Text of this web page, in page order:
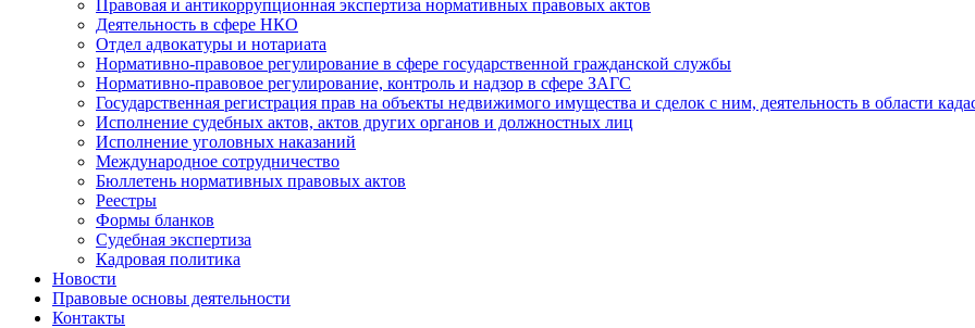
Правовая и антикоррупционная экспертиза нормативных правовых актов
Деятельность в сфере НКО
Отдел адвокатуры и нотариата
Нормативно-правовое регулирование в сфере государственной гражданской службы
Нормативно-правовое регулирование, контроль и надзор в сфере ЗАГС
Государственная регистрация прав на объекты недвижимого имущества и сделок с ним, деятельность в области
Исполнение судебных актов, актов других органов и должностных лиц
Исполнение уголовных наказаний
Международное сотрудничество
Бюллетень нормативных правовых актов
Реестры
Формы бланков
Судебная экспертиза
Кадровая политика
Новости
Правовые основы деятельности
Контакты